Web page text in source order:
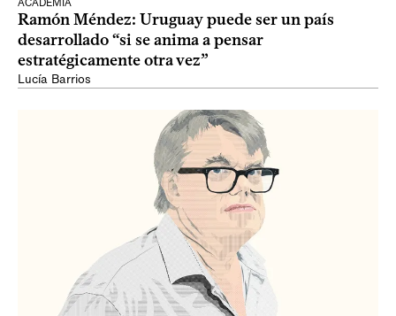
ACADEMIA
Ramón Méndez: Uruguay puede ser un país
desarrollado “si se anima a pensar
estratégicamente otra vez”
Lucía Barrios